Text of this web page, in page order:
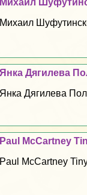
Михаил
Янка Дягилева
Янка Дягилева
Paul McCartney
Paul McCartney